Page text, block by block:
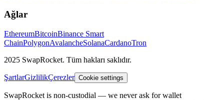
Ağlar
EthereumBitcoinBinance Smart
ChainPolygonAvalancheSolanaCardanoTron
2025 SwapRocket. Tüm hakları saklıdır.
ŞartlarGizlilikÇerezler Cookie settings
SwapRocket is non-custodial — we never ask for wallet